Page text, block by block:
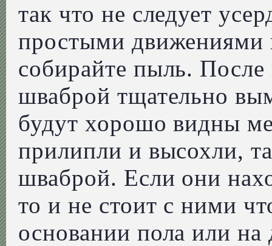
так что не следует
простыми движениями
собирайте пыль.
шваброй тщательно
будут хорошо видны
прилипли и высохли,
шваброй. Если они
то и не стоит с ними
основании пола или на